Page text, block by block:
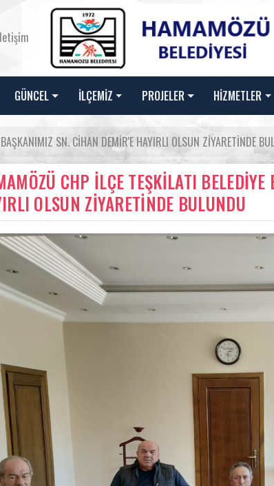
GÜNCEL İLÇEMİZ PROJELER HİZMETLER
SN. CİHAN DEMİR'E HAYIRLI OLSUN ZİYARETİNDE
CHP İLÇE TEŞKİLATI
OLSUN ZİYARETİNDE BULUNDU